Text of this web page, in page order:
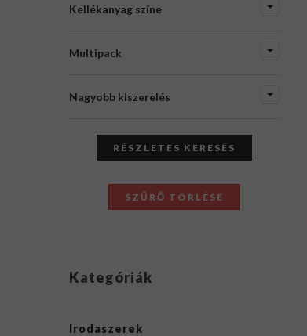
Kellékanyag színe
Multipack
Nagyobb kiszerelés
RÉSZLETES KERESÉS
SZŰRŐ TÖRLÉSE
Kategóriák
Irodaszerek